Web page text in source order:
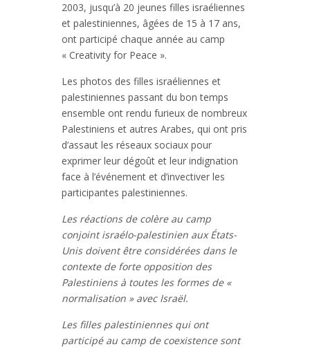
2003, jusqu’à 20 jeunes filles israéliennes
et palestiniennes, âgées de 15 à 17 ans,
ont participé chaque année au camp
« Creativity for Peace ».
Les photos des filles israéliennes et
palestiniennes passant du bon temps
ensemble ont rendu furieux de nombreux
Palestiniens et autres Arabes, qui ont pris
d’assaut les réseaux sociaux pour
exprimer leur dégoût et leur indignation
face à l’événement et d’invectiver les
participantes palestiniennes.
Les réactions de colère au camp
conjoint israélo-palestinien aux États-
Unis doivent être considérées dans le
contexte de forte opposition des
Palestiniens à toutes les formes de «
normalisation » avec Israël.
Les filles palestiniennes qui ont
participé au camp de coexistence sont